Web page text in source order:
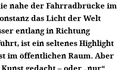
nahe der Fahrradbrücke im
das Licht der Welt
entlang in Richtung
ist ein seltenes Highlight
im öffentlichen Raum. Aber